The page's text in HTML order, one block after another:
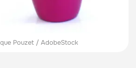
Pouzet / AdobeStock